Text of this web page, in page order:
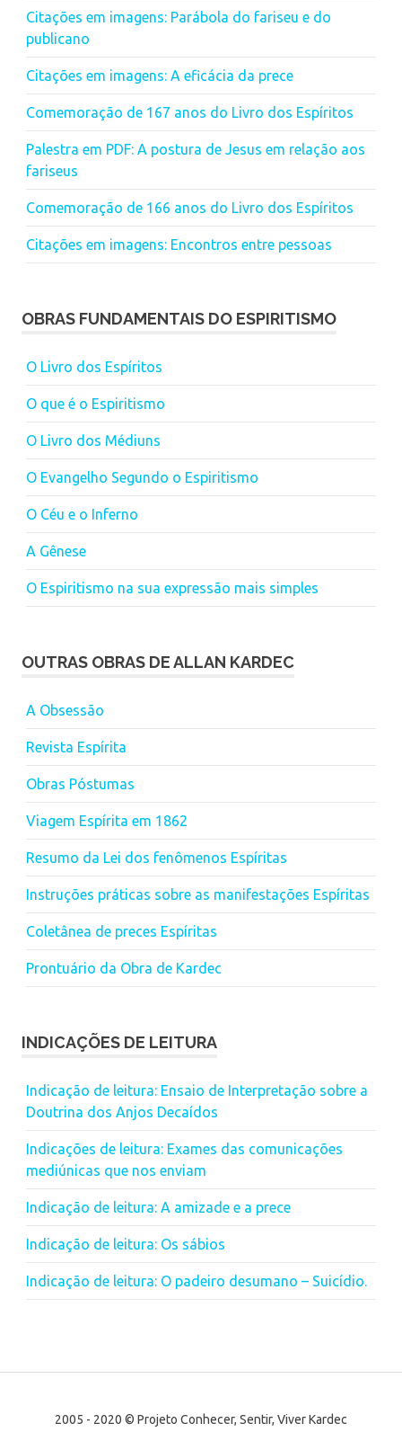
Citações em imagens: Parábola do fariseu e do
publicano
Citações em imagens: A eficácia da prece
Comemoração de 167 anos do Livro dos Espíritos
Palestra em PDF: A postura de Jesus em relação aos
fariseus
Comemoração de 166 anos do Livro dos Espíritos
Citações em imagens: Encontros entre pessoas
OBRAS FUNDAMENTAIS DO ESPIRITISMO
O Livro dos Espíritos
O que é o Espiritismo
O Livro dos Médiuns
O Evangelho Segundo o Espiritismo
O Céu e o Inferno
A Gênese
O Espiritismo na sua expressão mais simples
OUTRAS OBRAS DE ALLAN KARDEC
A Obsessão
Revista Espírita
Obras Póstumas
Viagem Espírita em 1862
Resumo da Lei dos fenômenos Espíritas
Instruções práticas sobre as manifestações Espíritas
Coletânea de preces Espíritas
Prontuário da Obra de Kardec
INDICAÇÕES DE LEITURA
Indicação de leitura: Ensaio de Interpretação sobre a
Doutrina dos Anjos Decaídos
Indicações de leitura: Exames das comunicações
mediúnicas que nos enviam
Indicação de leitura: A amizade e a prece
Indicação de leitura: Os sábios
Indicação de leitura: O padeiro desumano – Suicídio.
2005 - 2020 © Projeto Conhecer, Sentir, Viver Kardec